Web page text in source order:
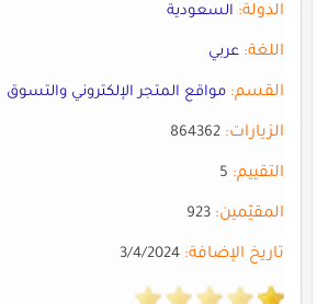
الدولة: السعودية
اللغة: عربي
القسم: مواقع المتجر الإلكتروني والتسوق
الزيارات:864362
التقييم:5
المقيّمين:923
تاريخ الإضافة:3/4/2024